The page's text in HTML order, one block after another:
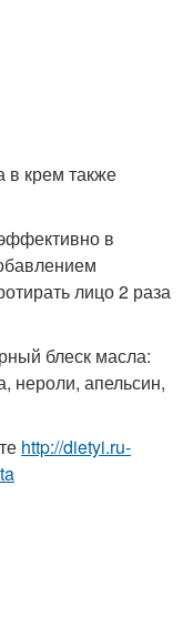
крем также
в
лицо 2 раза
блеск масла:
нероли, апельсин,
http://dietyi.ru-